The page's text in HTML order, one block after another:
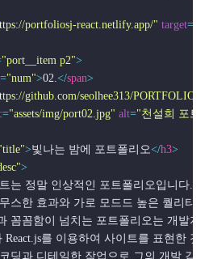
portfoliosj-react.netlify.app/" target=
"port__item p2">
="num">02.</span>
github.com/seolhee313/PORTFOLIO-
="assets/img/port02.jpg" alt="천설희 포트
>빛나는 밤에 포트폴리오</h3>
>
사이트는 정말 인상적인 포트폴리오입니다.
히 스무스한 효과와 가로 모드드 높은 퀄리
디테일과 꼼꼼함이 넘치는 포트폴리오는 개
GSAP와 React.js를 이용하여 사이트를 표
세심한 코딩과 디테일한 작업으로 그의 개발